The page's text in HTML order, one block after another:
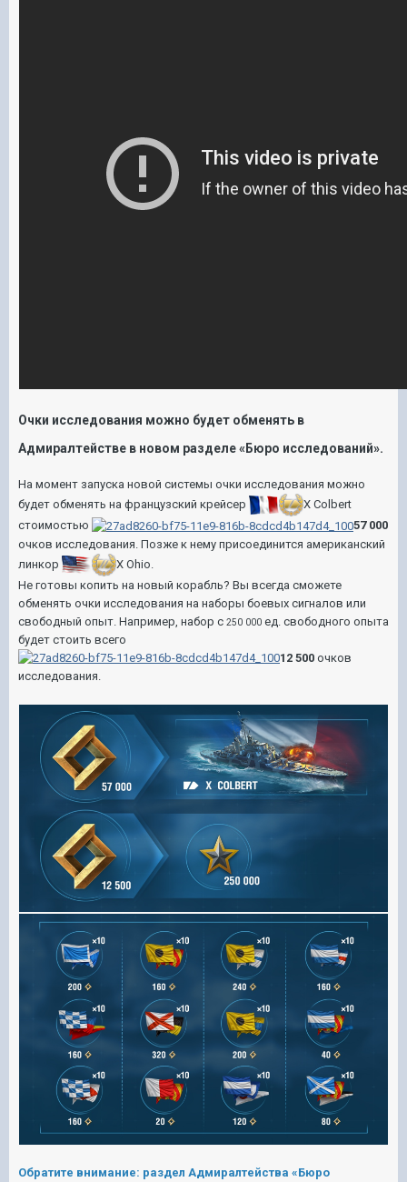
Очки исследования можно будет обменять в
Адмиралтействе в новом разделе«Бюро исследований».
На момент запуска новой системы очки исследования можно
будет обменять на французский крейсер
X Colbert
стоимостью
57 000
очков исследования. Позже к нему присоединится американский
линкор
X Ohio
Не готовы копить на новый корабль? Вы всегда сможете
обменять очки исследования на наборы боевых сигналов или
свободный опыт. Например, набор с 250 000 ед. свободного опыта
будет стоить всего
12 500 очков
исследования.
Обратите внимание: раздел Адмиралтейства «Бюро